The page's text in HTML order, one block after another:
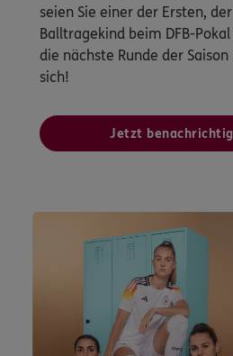
seien Sie einer der Ersten,
Balltragekind beim DFB-
die nächste Runde der
sich!
Jetzt